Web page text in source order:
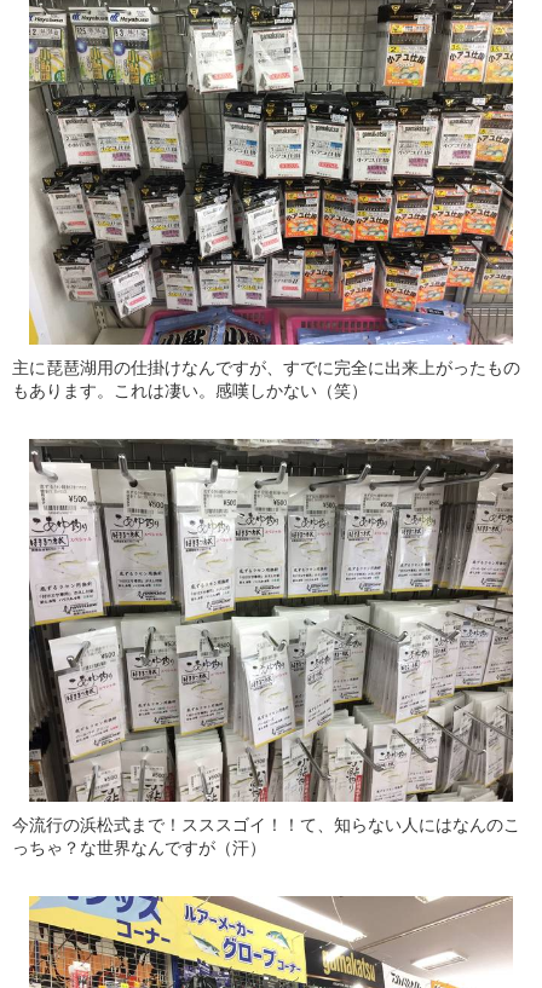
主に琵琶湖用の仕掛けなんですが、すでに完全に出来上がったもの
もあります。これは凄い。感嘆しかない（笑）
今流行の浜松式まで！スススゴイ！！て、知らない人にはなんのこ
っちゃ？な世界なんですが（汗）